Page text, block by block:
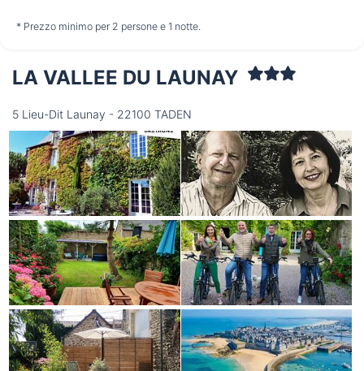
non disponibile non disponibile
Sabato
non disponibile
* Prezzo minimo per 2 persone e 1 notte.
LA VALLEE DU LAUNAY
5 Lieu-Dit Launay - 22100 TADEN